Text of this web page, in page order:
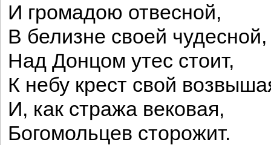
И громадою отвесной,
В белизне своей чудесной,
Над Донцом утес стоит,
К небу крест свой
И, как стража вековая,
Богомольцев сторожит.